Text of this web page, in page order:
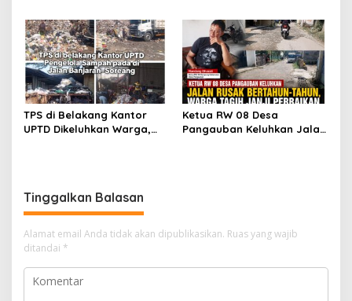
Rabat Beton Baru 3–4 Cm,
Pelaksana Belum Berikan
Penjelasan
perdulikan adanya
Pengaduan
TPS di Belakang Kantor
UPTD Dikeluhkan Warga,
Ketua RW 08 Desa
Pangauban Keluhkan Jalan
Tinggalkan Balasan
Alamat email Anda tidak akan dipublikasikan. Ruas yang wajib
ditandai *